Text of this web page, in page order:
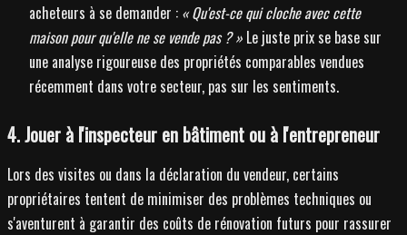
acheteurs à se demander : « Qu'est-ce qui cloche avec cette
maison pour qu'elle ne se vende pas ? » Le juste prix se base sur
une analyse rigoureuse des propriétés comparables vendues
récemment dans votre secteur, pas sur les sentiments.
4. Jouer à l'inspecteur en bâtiment ou à l'entrepreneur
Lors des visites ou dans la déclaration du vendeur, certains
propriétaires tentent de minimiser des problèmes techniques ou
s'aventurent à garantir des coûts de rénovation futurs pour rassurer